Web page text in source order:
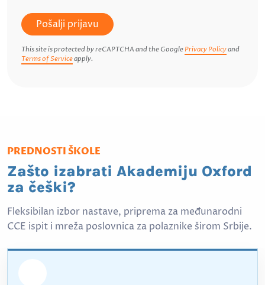
Pošalji prijavu
This site is protected by reCAPTCHA and the Google Privacy Policyand
Terms of Serviceapply.
PREDNOSTI ŠKOLE
Zašto izabrati Akademiju Oxford
za češki?
Fleksibilan izbor nastave, priprema za međunarodni
CCE ispit i mreža poslovnica za polaznike širom Srbije.